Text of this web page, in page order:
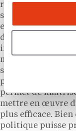
responsabilité
sa Fondation, le
en faveur de la
de la Vision et le
impact sociétal
marché,
secteur à adopter
position unique,
permet de
mettre en œuvre
plus efficace.
politique puisse